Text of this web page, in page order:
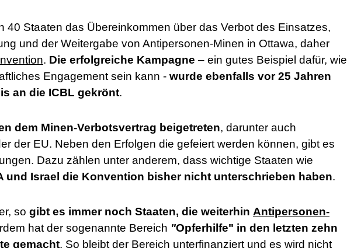
40 Staaten das Übereinkommen über das Verbot des Einsatzes,
und der Weitergabe von Antipersonen-Minen in Ottawa, daher
. Die erfolgreiche Kampagne – ein gutes Beispiel dafür, wie
Engagement sein kann - wurde ebenfalls vor 25 Jahren
an die ICBL gekrönt.
dem Minen-Verbotsvertrag beigetreten, darunter auch
der EU. Neben den Erfolgen die gefeiert werden können, gibt es
Dazu zählen unter anderem, dass wichtige Staaten wie
und Israel die Konvention bisher nicht unterschrieben haben.
so gibt es immer noch Staaten, die weiterhin Antipersonen-
hat der sogenannte Bereich "Opferhilfe" in den letzten zehn
gemacht. So bleibt der Bereich unterfinanziert und es wird nicht